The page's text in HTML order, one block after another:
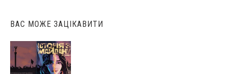
ВАС МОЖЕ ЗАЦІКАВИТИ